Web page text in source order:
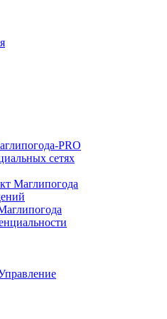
PRO
сетях
Маглипогода